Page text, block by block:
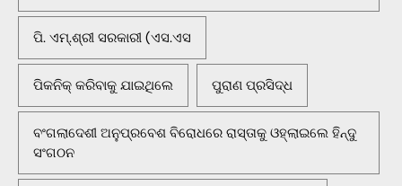
ପି. ଏମ୍.ଶ୍ରୀ ସରକାରୀ (ଏସ.ଏସ
ପିକନିକ୍‌ କରିବାକୁ ଯାଇଥିଲେ ପୁରାଣ ପ୍ରସିଦ୍ଧ
ବଂଗଲାଦେଶୀ ଅନୁପ୍ରବେଶ ବିରୋଧରେ ରାସ୍ତାକୁ ଓହ୍ଲାଇଲେ ହିନ୍ଦୁ
ସଂଗଠନ